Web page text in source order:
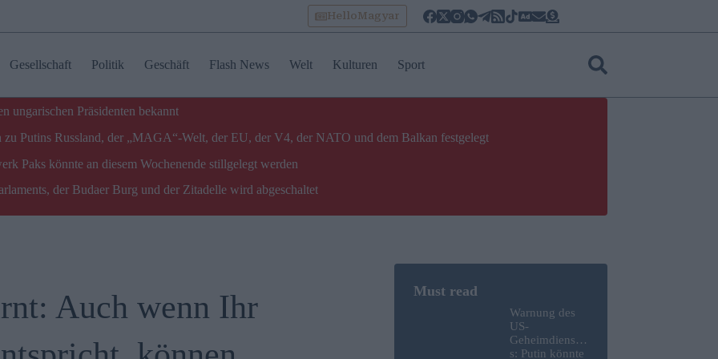
HelloMagyar
Gesellschaft Politik Geschäft Flash News Welt Kulturen Sport
ungarischen Präsidenten bekannt
Putins Russland, der „MAGA“-Welt, der EU, der V4, der NATO und dem Balkan festgelegt
Paks könnte an diesem Wochenende stillgelegt werden
der Budaer Burg und der Zitadelle wird abgeschaltet
Auch wenn Ihr
Warnung des
US-
Geheimdienste
s: Putin könnte